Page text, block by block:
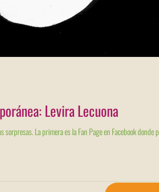
Levira Lecuona
Empezamos nuevo mes y con eso les traemos